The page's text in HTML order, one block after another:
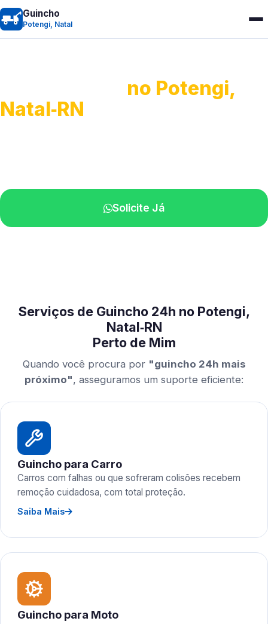
Guincho
Potengi, Natal
no Potengi,
Natal‑RN
Solicite Já
Serviços de Guincho 24h no Potengi,
Natal‑RN
Perto de Mim
Quando você procura por "guincho 24h mais
próximo", asseguramos um suporte eficiente:
Guincho para Carro
Carros com falhas ou que sofreram colisões recebem
remoção cuidadosa, com total proteção.
Saiba Mais
Guincho para Moto